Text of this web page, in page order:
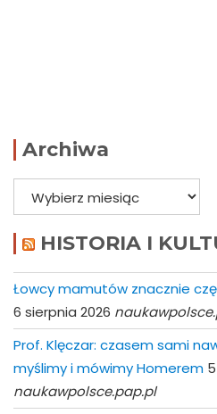
Archiwa
Archiwa
HISTORIA I
Łowcy mamutów znacznie
6 sierpnia 2026
Prof. Klęczar: czasem sami
myślimy i mówimy Homerem
naukawpolsce.pap.pl